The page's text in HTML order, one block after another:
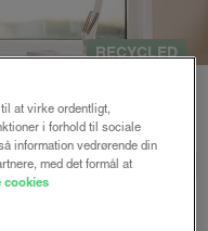
RECYCLED
at virke ordentligt,
i forhold til sociale
information vedrørende din
med det formål at
cookies